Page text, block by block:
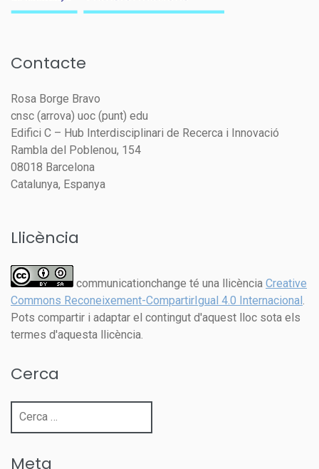
Contacte
Rosa Borge Bravo
cnsc (arrova) uoc (punt) edu
Edifici C – Hub Interdisciplinari de Recerca i Innovació
Rambla del Poblenou, 154
08018 Barcelona
Catalunya, Espanya
Llicència
communicationchange té una llicència Creative
Commons Reconeixement-CompartirIgual 4.0 Internacional.
Pots compartir i adaptar el contingut d'aquest lloc sota els
termes d'aquesta llicència.
Cerca
Cerca:
Meta